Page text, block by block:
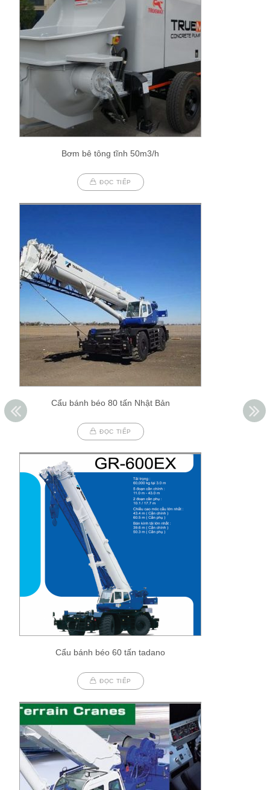
Bơm bê tông tĩnh 50m3/h
ĐỌC TIẾP
Cẩu bánh béo 80 tấn Nhật Bản
ĐỌC TIẾP
Cẩu bánh béo 60 tấn tadano
ĐỌC TIẾP